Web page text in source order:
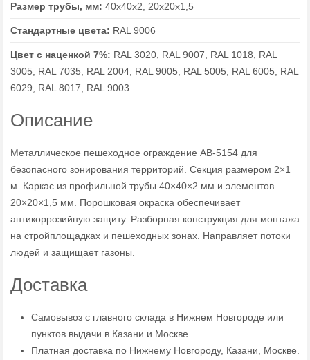
Размер трубы, мм: 40х40х2, 20х20х1,5
Стандартные цвета: RAL 9006
Цвет с наценкой 7%: RAL 3020, RAL 9007, RAL 1018, RAL
3005, RAL 7035, RAL 2004, RAL 9005, RAL 5005, RAL 6005, RAL
6029, RAL 8017, RAL 9003
Описание
Металлическое пешеходное ограждение AB-5154 для
безопасного зонирования территорий. Секция размером 2×1
м. Каркас из профильной трубы 40×40×2 мм и элементов
20×20×1,5 мм. Порошковая окраска обеспечивает
антикоррозийную защиту. Разборная конструкция для монтажа
на стройплощадках и пешеходных зонах. Направляет потоки
людей и защищает газоны.
Доставка
Самовывоз с главного склада в Нижнем Новгороде или
пунктов выдачи в Казани и Москве.
Платная доставка по Нижнему Новгороду, Казани, Москве.